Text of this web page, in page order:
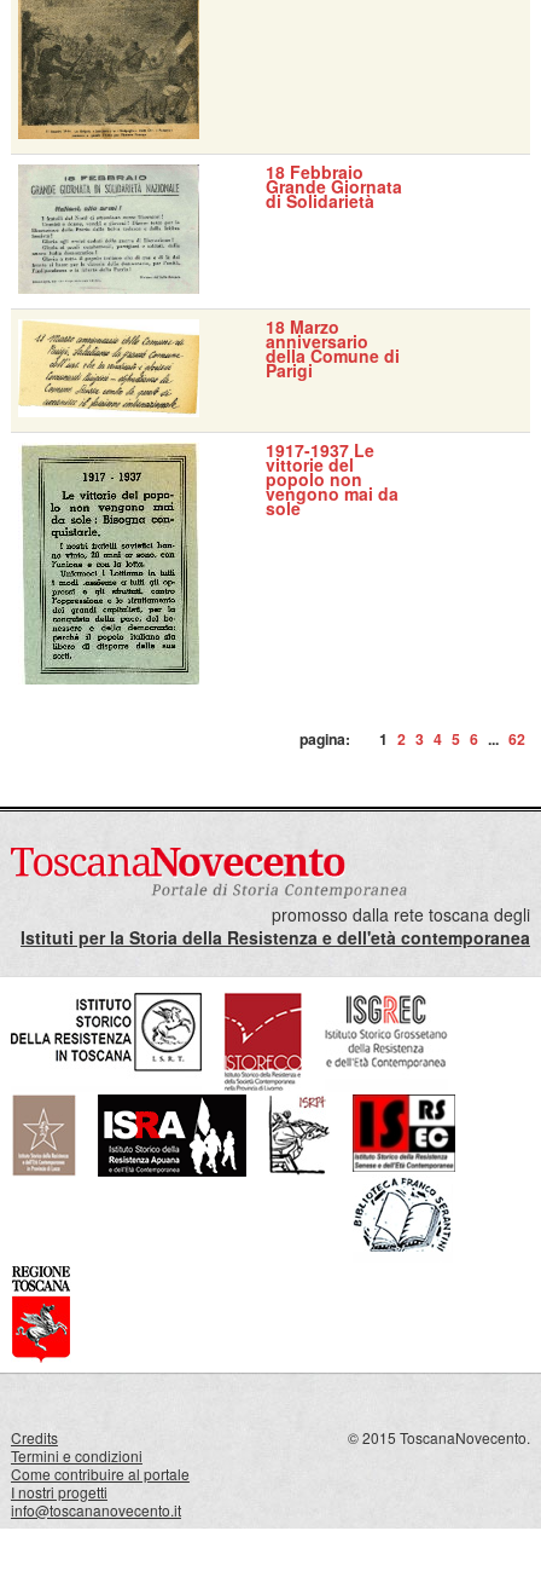
18 Febbraio
Grande Giornata
di Solidarietà
18 Marzo
anniversario
della Comune di
Parigi
1917-1937 Le
vittorie del
popolo non
vengono mai da
sole
pagina: 1 2 3 4 5 6 ... 62
promosso dalla rete toscana degli
Istituti per la Storia della Resistenza e dell'età contemporanea
Credits
Termini e condizioni
Come contribuire al portale
I nostri progetti
info@toscananovecento.it
© 2015 ToscanaNovecento.